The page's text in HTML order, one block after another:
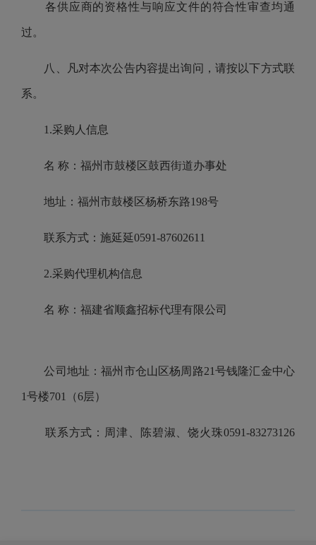
各供应商的资格性与响应文件的符合性审查均通
过。
八、凡对本次公告内容提出询问，请按以下方式联
系。
1.采购人信息
名 称：福州市鼓楼区鼓西街道办事处
地址：福州市鼓楼区杨桥东路198号
联系方式：施延延0591-87602611
2.采购代理机构信息
名 称：福建省顺鑫招标代理有限公司
公司地址：福州市仓山区杨周路21号钱隆汇金中心
1号楼701（6层）
联系方式：周津、陈碧淑、饶火珠0591-83273126